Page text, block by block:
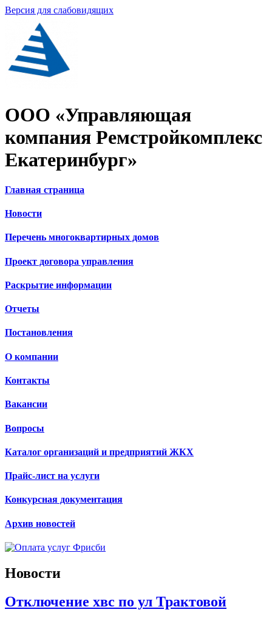
Версия для слабовидящих
ООО «Управляющая
компания Ремстройкомплекс
Екатеринбург»
Главная страница
Новости
Перечень многоквартирных домов
Проект договора управления
Раскрытие информации
Отчеты
Постановления
О компании
Контакты
Вакансии
Вопросы
Каталог организаций и предприятий ЖКХ
Прайс-лист на услуги
Конкурсная документация
Архив новостей
Новости
Отключение хвс по ул Трактовой